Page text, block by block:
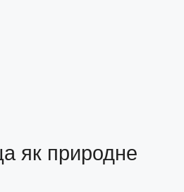
як природне